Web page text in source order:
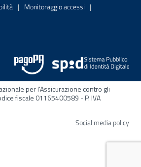
Sito interno - Apre in una nuova finestra
Monitoraggio accessi Sito interno -
- Apre nella stessa finestra
per l'Assicurazione contro gli
fiscale 01165400589 - P. IVA
Social media policy